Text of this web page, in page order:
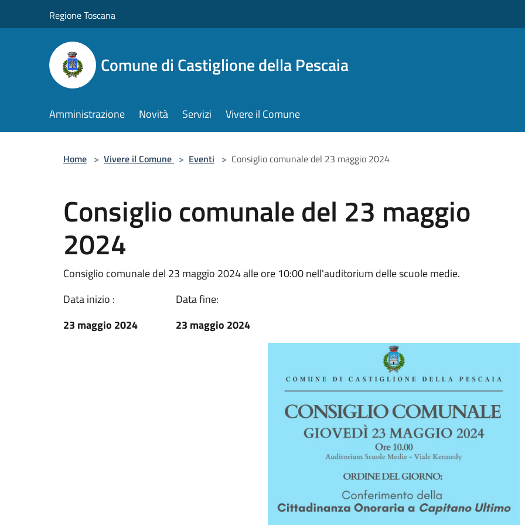
Regione Toscana
Comune di Castiglione della Pescaia
Amministrazione Novità Servizi Vivere il Comune
Home > Vivere il Comune > Eventi > Consiglio comunale del 23 maggio 2024
Consiglio comunale del 23 maggio
2024
Consiglio comunale del 23 maggio 2024 alle ore 10:00 nell'auditorium delle scuole medie.
Data inizio :
23 maggio 2024
Data fine:
23 maggio 2024